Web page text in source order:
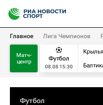
Главное Лига Чемпионов
Матч-
центр
Футбол
08.08 15:30
Футбол